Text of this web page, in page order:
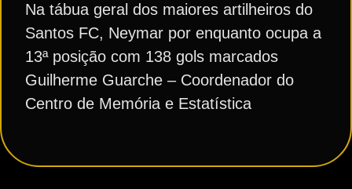
Na tábua geral dos maiores artilheiros do
Santos FC, Neymar por enquanto ocupa a
13ª posição com 138 gols marcados
Guilherme Guarche – Coordenador do
Centro de Memória e Estatística